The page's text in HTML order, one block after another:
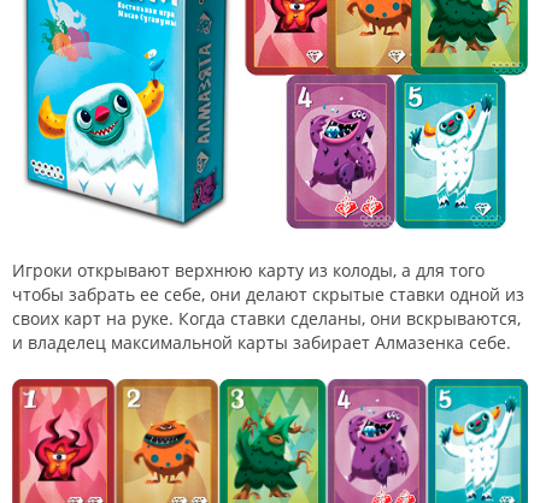
Игроки открывают верхнюю карту из колоды, а для того
чтобы забрать ее себе, они делают скрытые ставки одной из
своих карт на руке. Когда ставки сделаны, они вскрываются,
и владелец максимальной карты забирает Алмазенка себе.